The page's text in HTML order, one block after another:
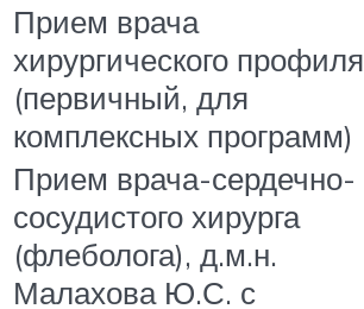
Прием врача
хирургического профиля
(первичный, для
комплексных программ)
Прием врача-сердечно-
сосудистого хирурга
(флеболога), д.м.н.
Малахова Ю.С. с